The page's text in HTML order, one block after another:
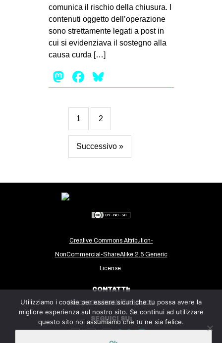
comunica il rischio della chiusura. I
contenuti oggetto dell’operazione
sono strettamente legati a post in
cui si evidenziava il sostegno alla
causa curda […]
Mastodon
Facebook
1 2
Successivo »
Creative Commons Attribution-
NonCommercial-ShareAlike 2.5 Generic
License.
CONTATTI:
milanoinmovimento@gmail.com
SEGUICI SU:
Utilizziamo i cookie per essere sicuri che tu possa avere la
migliore esperienza sul nostro sito. Se continui ad utilizzare
questo sito noi assumiamo che tu ne sia felice.